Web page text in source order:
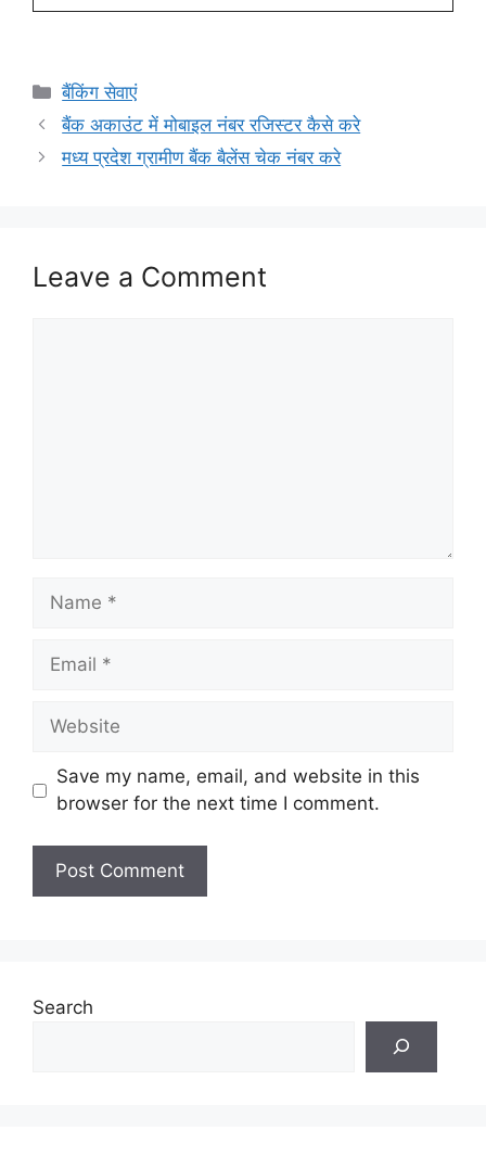
Categories
बैंकिंग सेवाएं
बैंक अकाउंट में मोबाइल नंबर रजिस्टर कैसे करे
मध्य प्रदेश ग्रामीण बैंक बैलेंस चेक नंबर करे
Leave a Comment
Name
Email
Website
Save my name, email, and website in this
browser for the next time I comment.
Search